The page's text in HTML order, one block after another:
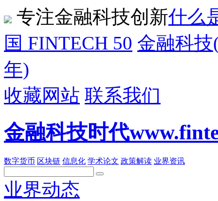
专注金融科技创新什么
国 FINTECH 50 金融科技
年)
收藏网站 联系我们
金融科技时代
数字货币 区块链 信息化 学术论文 政策解读 业界资讯
业界动态